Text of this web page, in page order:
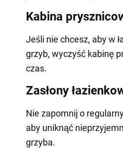
Kabina
Jeśli nie chcesz, aby w
grzyb, wyczyść kabinę
czas.
Zasłony
Nie zapomnij o
aby uniknąć
grzyba.